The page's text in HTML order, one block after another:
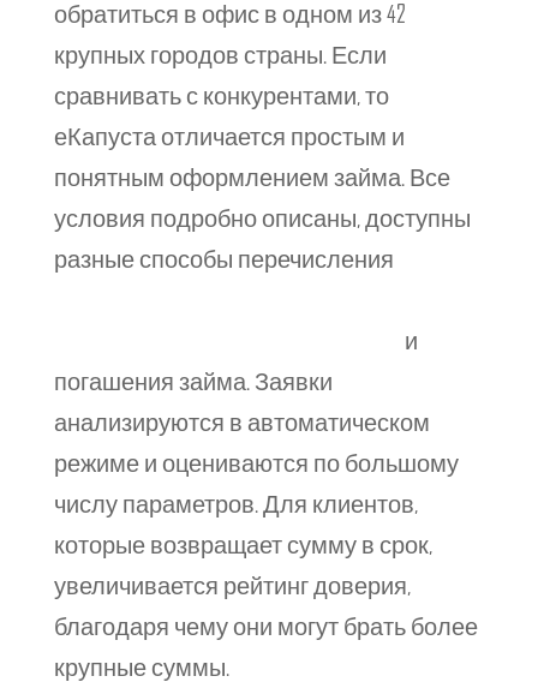
обратиться в офис в одном из 42
крупных городов страны. Если
сравнивать с конкурентами, то
еКапуста отличается простым и
понятным оформлением займа. Все
условия подробно описаны, доступны
разные способы перечисления
и
погашения займа. Заявки
анализируются в автоматическом
режиме и оцениваются по большому
числу параметров. Для клиентов,
которые возвращает сумму в срок,
увеличивается рейтинг доверия,
благодаря чему они могут брать более
крупные суммы.